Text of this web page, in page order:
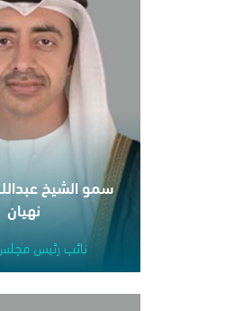
سمو الشيخ
نهيان
نائب رئيس مجلس